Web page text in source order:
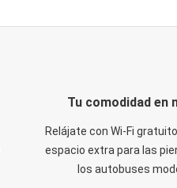
Tu comodidad en
Relájate con Wi-Fi
espacio extra para las
los autobuses